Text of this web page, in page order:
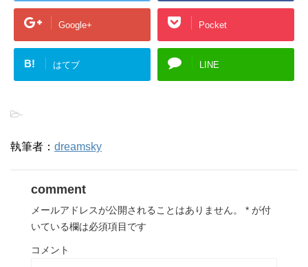
Google+ Pocket
B! はてブ LINE
-
執筆者： dreamsky
comment
メールアドレスが公開されることはありません。 * が付
いている欄は必須項目です
コメント